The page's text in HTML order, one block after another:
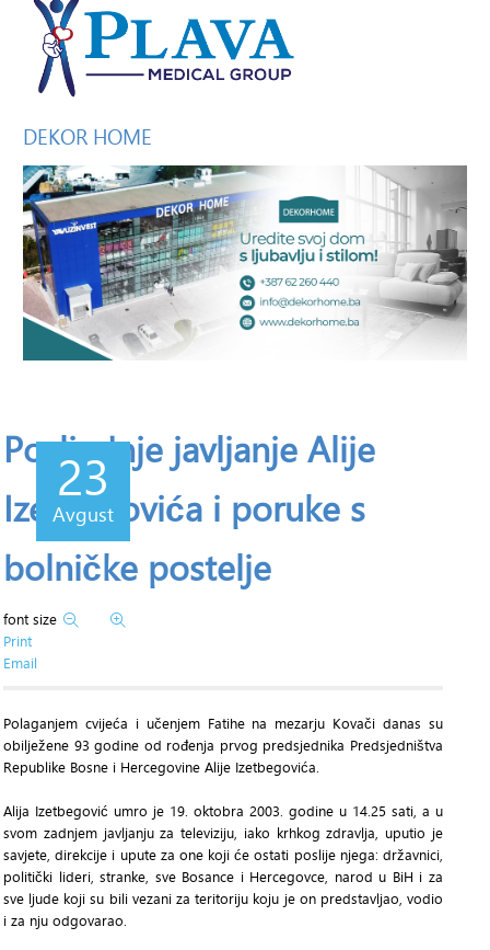
DEKOR HOME
23
Avgust
Posljednje javljanje Alije
Izetbegovića i poruke s
bolničke postelje
font size
Print
Email
Polaganjem cvijeća i učenjem Fatihe na mezarju Kovači danas su
obilježene 93 godine od rođenja prvog predsjednika Predsjedništva
Republike Bosne i Hercegovine Alije Izetbegovića.
Alija Izetbegović umro je 19. oktobra 2003. godine u 14.25 sati, a u
svom zadnjem javljanju za televiziju, iako krhkog zdravlja, uputio je
savjete, direkcije i upute za one koji će ostati poslije njega: državnici,
politički lideri, stranke, sve Bosance i Hercegovce, narod u BiH i za
sve ljude koji su bili vezani za teritoriju koju je on predstavljao, vodio
i za nju odgovarao.